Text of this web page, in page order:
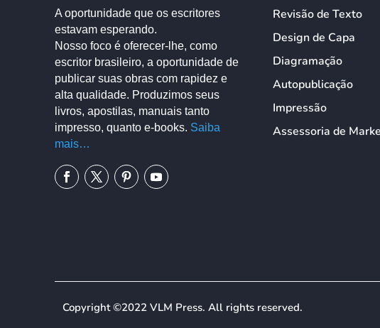
A oportunidade que os escritores
estavam esperando.
Nosso foco é oferecer-lhe, como
escritor brasileiro, a oportunidade de
publicar suas obras com rapidez e
alta qualidade. Produzimos seus
livros, apostilas, manuais tanto
impresso, quanto e-books. Saiba
mais…
Revisão de Texto
Design de Capa
Diagramação
Autopublicação
Impressão
Assessoria de
Copyright ©2022 VLM Press. All rights reserved.
We use cookies on our website to give you the most relevant experience by
“Accept All”, you consent to the use of ALL the cookies. However, you may